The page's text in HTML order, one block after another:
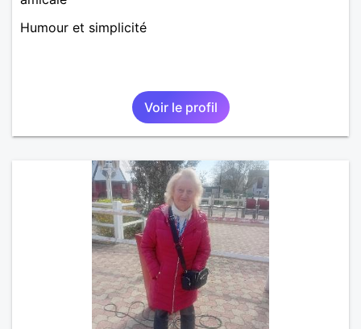
Humour et simplicité
Voir le profil